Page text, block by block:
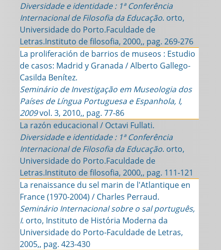
Diversidade e identidade : 1ª Conferência
Internacional de Filosofia da Educação. orto,
Universidade do Porto.Faculdade de
Letras.Instituto de filosofia, 2000,, pag. 269-276
La proliferación de barrios de museos : Estudio
de casos: Madrid y Granada / Alberto Gallego-
Casilda Benítez.
Seminário de Investigação em Museologia dos
Países de Língua Portuguesa e Espanhola, I,
2009vol. 3, 2010,, pag. 77-86
La razón educacional / Octavi Fullati.
Diversidade e identidade : 1ª Conferência
Internacional de Filosofia da Educação. orto,
Universidade do Porto.Faculdade de
Letras.Instituto de filosofia, 2000,, pag. 111-121
La renaissance du sel marin de l'Atlantique en
France (1970-2004) / Charles Perraud.
Seminário Internacional sobre o sal português,
I. orto, Instituto de História Moderna da
Universidade do Porto-Faculdade de Letras,
2005,, pag. 423-430